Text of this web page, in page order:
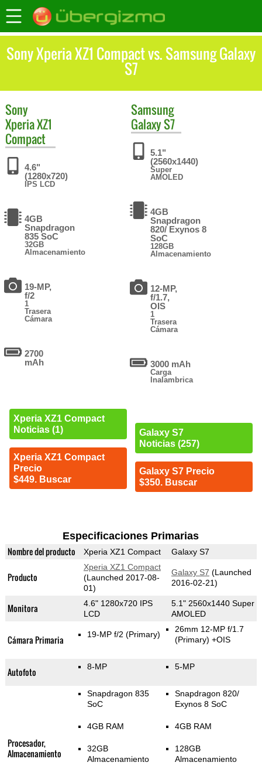
Sony Xperia XZ1 Compact vs. Samsung Galaxy
S7
Sony
Xperia XZ1
Compact
4.6"
(1280x720)
IPS LCD
4GB
Snapdragon
835 SoC
32GB
Almacenamiento
19-MP,
f/2
1
Trasera
Cámara
2700
mAh
Xperia XZ1 Compact
Noticias (1)
Xperia XZ1 Compact
Precio
$449. Buscar
Samsung
Galaxy S7
5.1"
(2560x1440)
Super
AMOLED
4GB
Snapdragon
820/ Exynos 8
SoC
128GB
Almacenamiento
12-MP,
f/1.7,
OIS
1
Trasera
Cámara
3000 mAh
Carga
Inalambrica
Galaxy S7
Noticias (257)
Galaxy S7 Precio
$350. Buscar
Especificaciones Primarias
Nombre del producto Xperia XZ1 Compact Galaxy S7
Producto
Xperia XZ1 Compact
(Launched 2017-08-
01)
Galaxy S7 (Launched
2016-02-21)
Monitora
4.6" 1280x720 IPS
LCD
5.1" 2560x1440 Super
AMOLED
Cámara Primaria 19-MP f/2 (Primary)
26mm 12-MP f/1.7
(Primary) +OIS
Autofoto 8-MP 5-MP
Procesador,
Almacenamiento
Snapdragon 835
SoC
4GB RAM
32GB
Almacenamiento
Snapdragon 820/
Exynos 8 SoC
4GB RAM
128GB
Almacenamiento